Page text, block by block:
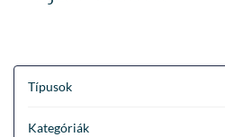
Típusok
Kategóriák